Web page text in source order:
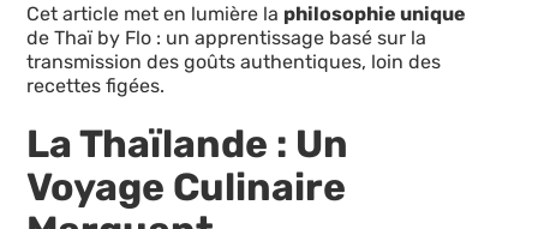
Cet article met en lumière la philosophie unique
de Thaï by Flo : un apprentissage basé sur la
transmission des goûts authentiques, loin des
recettes figées.
La Thaïlande : Un
Voyage Culinaire